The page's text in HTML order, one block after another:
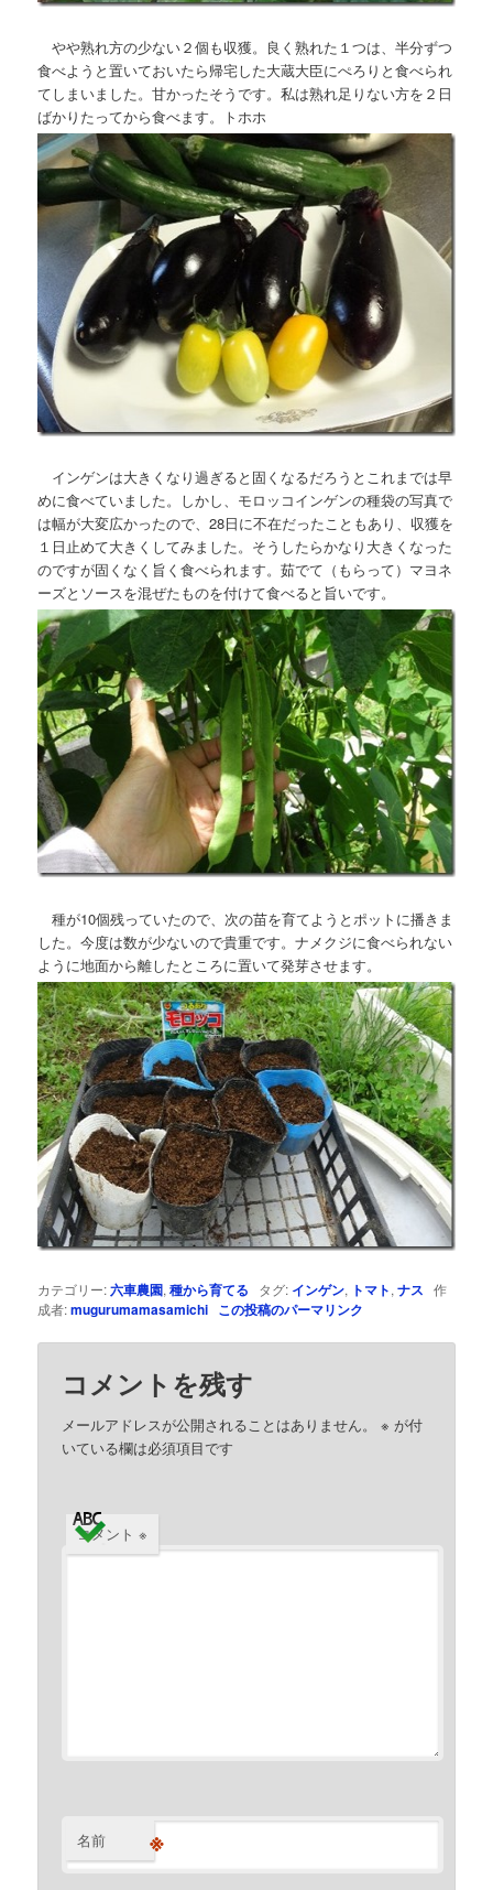
やや熟れ方の少ない２個も収獲。良く熟れた１つは、半分ずつ
食べようと置いておいたら帰宅した大蔵大臣にぺろりと食べられ
てしまいました。甘かったそうです。私は熟れ足りない方を２日
ばかりたってから食べます。トホホ
インゲンは大きくなり過ぎると固くなるだろうとこれまでは早
めに食べていました。しかし、モロッコインゲンの種袋の写真で
は幅が大変広かったので、28日に不在だったこともあり、収獲を
１日止めて大きくしてみました。そうしたらかなり大きくなった
のですが固くなく旨く食べられます。茹でて（もらって）マヨネ
ーズとソースを混ぜたものを付けて食べると旨いです。
種が10個残っていたので、次の苗を育てようとポットに播きま
した。今度は数が少ないので貴重です。ナメクジに食べられない
ように地面から離したところに置いて発芽させます。
カテゴリー:六車農園,種から育てる タグ: インゲン, トマト,ナス 作
成者:mugurumamasamichi この投稿のパーマリンク
コメントを残す
メールアドレスが公開されることはありません。 ※ が付
いている欄は必須項目です
コメント※
名前 ※